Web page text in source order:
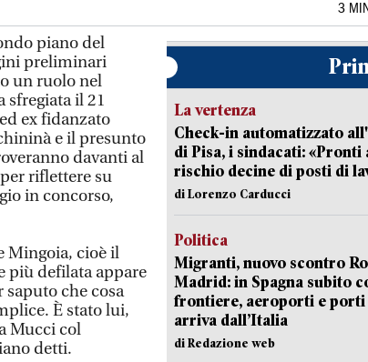
3
piano del
preliminari
un ruolo nel
sfregiata il 21
ex fidanzato
e il presunto
davanti al
riflettere su
in concorso,
Mingoia, cioè il
più defilata appare
che cosa
È stato lui,
Mucci col
detti.
La vertenza
Check-in automatizzato
di Pisa, i sindacati: «Pronti
rischio decine di posti di
di Lorenzo Carducci
Politica
Migranti, nuovo scontro
Madrid: in Spagna subito
frontiere, aeroporti e porti
arriva dall’Italia
di Redazione web